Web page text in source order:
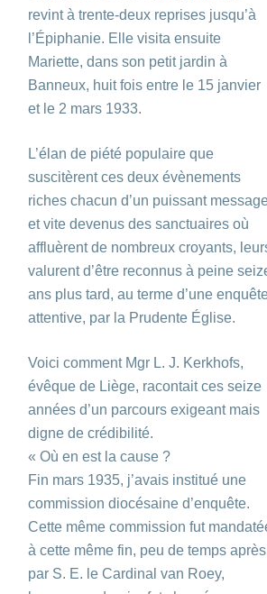
revint à trente-deux reprises jusqu’à
l’Épiphanie. Elle visita ensuite
Mariette, dans son petit jardin à
Banneux, huit fois entre le 15 janvier
et le 2 mars 1933.
L’élan de piété populaire que
suscitèrent ces deux évènements
riches chacun d’un puissant
et vite devenus des sanctuaires où
affluèrent de nombreux croyants,
valurent d’être reconnus à peine
ans plus tard, au terme d’une
attentive, par la Prudente Église.
Voici comment Mgr L. J. Kerkhofs,
évêque de Liège, racontait ces seize
années d’un parcours exigeant mais
digne de crédibilité.
« Où en est la cause ?
Fin mars 1935, j’avais institué une
commission diocésaine d’enquête.
Cette même commission fut
à cette même fin, peu de temps
par S. E. le Cardinal van Roey,